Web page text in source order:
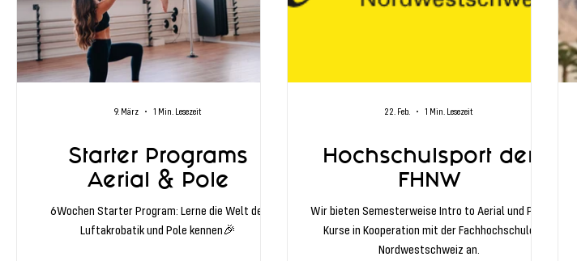
Starter Programs
Aerial & Pole
6Wochen Starter Program: Lerne die Welt der
Luftakrobatik und Pole kennen🎉
9. März 1 Min. Lesezeit
Hochschulsport der
FHNW
Wir bieten Semesterweise Intro to Aerial und Pole
Kurse in Kooperation mit der Fachhochschule
Nordwestschweiz an.
22. Feb. 1 Min. Lesezeit